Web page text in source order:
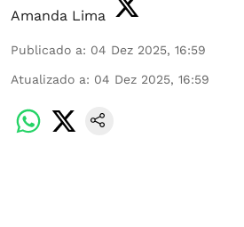
Amanda Lima
Publicado a: 04 Dez 2025, 16:59
Atualizado a: 04 Dez 2025, 16:59